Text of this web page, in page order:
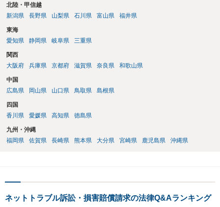
北陸・甲信越
新潟県
長野県 山梨県 石川県 富山県 福井県
東海
愛知県
静岡県 岐阜県 三重県
関西
大阪府
兵庫県 京都府 滋賀県 奈良県 和歌山県
中国
広島県
岡山県 山口県 鳥取県 島根県
四国
香川県
愛媛県 高知県 徳島県
九州・沖縄
福岡県
佐賀県 長崎県 熊本県 大分県 宮崎県 鹿児島県 沖縄県
ネットトラブル訴訟・損害賠償請求の法律Q&Aランキング